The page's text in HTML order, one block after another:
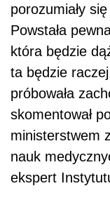
porozumiały
Powstała
która będzie
ta będzie
próbowała
skomentował
ministerstwem
nauk
ekspert